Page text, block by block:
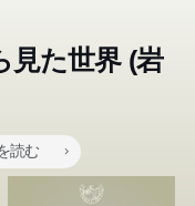
見た世界 (岩
読む